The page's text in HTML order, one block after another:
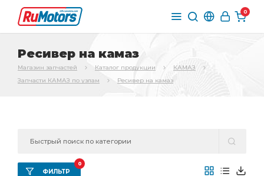
0
Ресивер на камаз
Магазин запчастей Каталог продукции
КАМАЗ
Запчасти КАМАЗ по узлам
Ресивер на камаз
ФИЛЬТР
0